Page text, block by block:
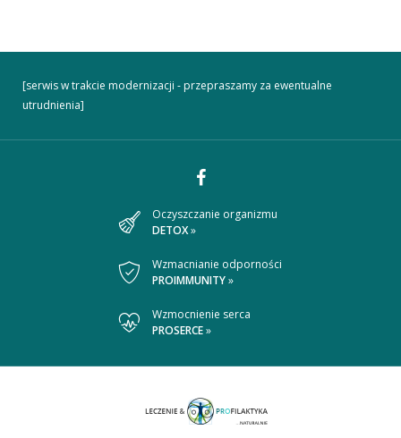
[serwis w trakcie modernizacji - przepraszamy za ewentualne
utrudnienia]
Dołącz
nas
Facebooku
Oczyszczanie organizmu
DETOX»
Wzmacnianie odporności
PROIMMUNITY»
Wzmocnienie serca
PROSERCE»